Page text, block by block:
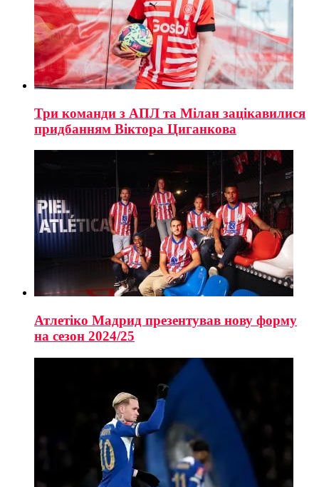
Три команди з АПЛ та Мілан зацікавилися
придбанням Віктора Циганкова
Атлетіко Мадрид презентував нову форму
на сезон 2024/25